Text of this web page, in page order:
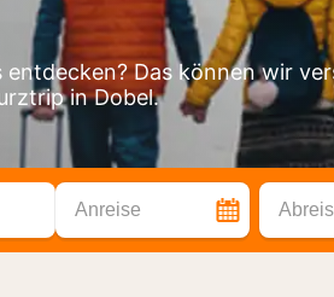
Das können wir
in Dobel.
Anreise